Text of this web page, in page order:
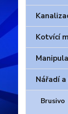
Kotvící
Nářadí
Brusivo